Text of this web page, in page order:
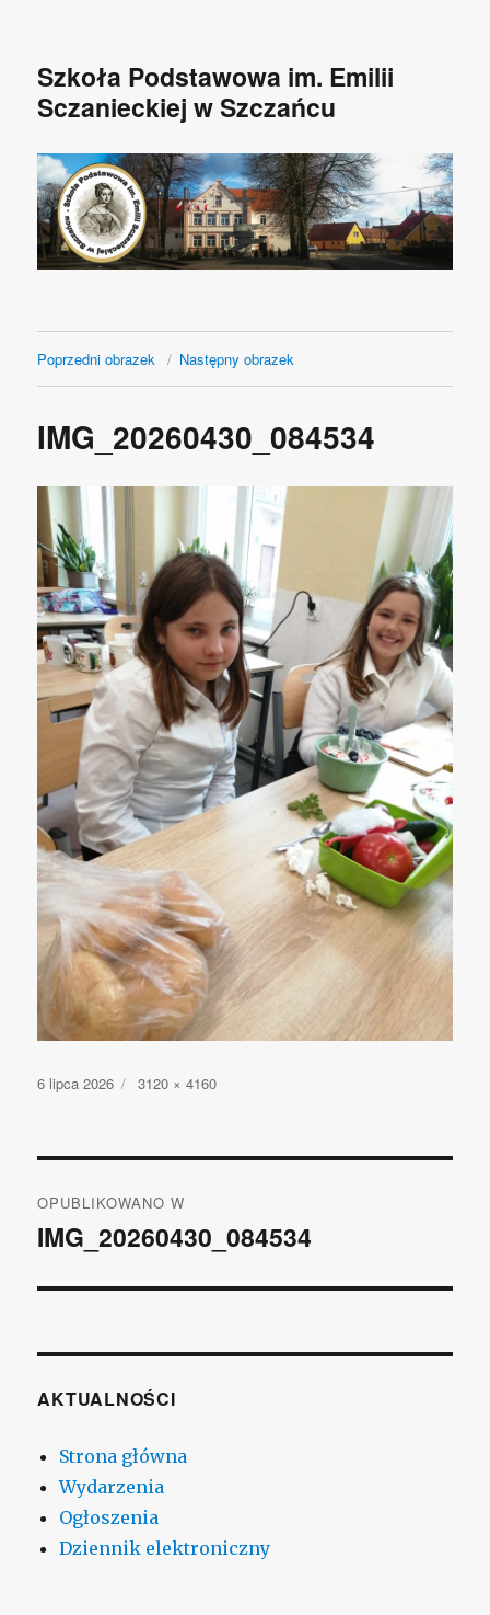
Szkoła Podstawowa im. Emilii
Sczanieckiej w Szczańcu
Poprzedni obrazek Następny obrazek
IMG_20260430_084534
Opublikowano
6 lipca 2026
Pełny
3120 × 4160
wpisu
OPUBLIKOWANO W
IMG_20260430_084534
AKTUALNOŚCI
Strona główna
Wydarzenia
Ogłoszenia
Dziennik elektroniczny